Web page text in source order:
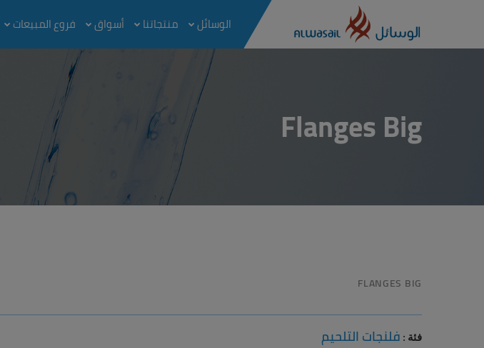
الوسائل منتجاتنا أسواق فروع المبيعات
Flanges Big
FLANGES BIG
فئة : فلنجات التلحيم